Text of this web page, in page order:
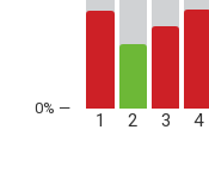
1 2 3 4